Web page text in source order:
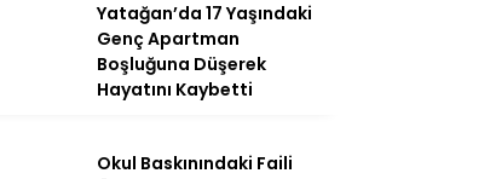
Yatağan’da 17 Yaşındaki
Genç Apartman
Boşluğuna Düşerek
Hayatını Kaybetti
Okul Baskınındaki Faili